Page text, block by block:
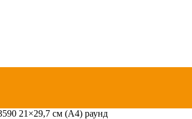
21×29,7 см (А4) раунд